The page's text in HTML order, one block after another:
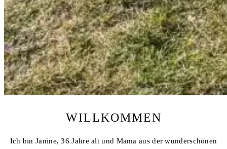
WILLKOMMEN
Ich bin Janine, 36 Jahre alt und Mama aus der wunderschönen